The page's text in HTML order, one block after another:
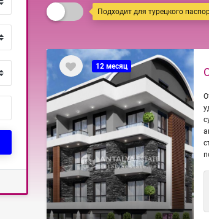
Подходит для турецкого
12 месяц